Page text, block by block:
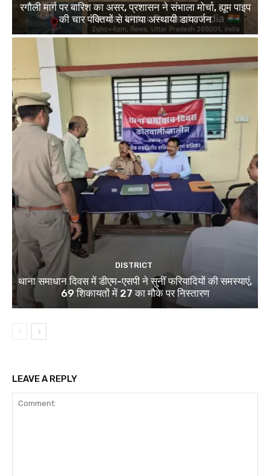
रगौली मार्ग पर बारिश का असर, प्रशासन ने संभाला मोर्चा, ह्यूम पाइप
की चार पंक्तियों से बनाया अस्थायी डायवर्जन
DISTRICT
थाना समाधान दिवस में डीएम-एसपी ने सुनीं फरियादियों की समस्याएं,
69 शिकायतों में 27 का मौके पर निस्तारण
LEAVE A REPLY